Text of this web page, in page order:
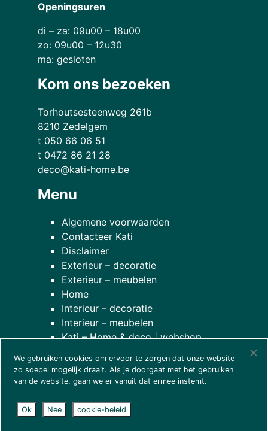
Openingsuren
di – za: 09u00 – 18u00
zo: 09u00 – 12u30
ma: gesloten
Kom ons bezoeken
Torhoutsesteenweg 261b
8210 Zedelgem
t 050 66 06 51
t 0472 86 21 28
deco@kati-home.be
Menu
Algemene voorwaarden
Contacteer Kati
Disclaimer
Exterieur – decoratie
Exterieur – meubelen
Home
Interieur – decoratie
Interieur – meubelen
Kati – Home & deco | webshop
over onze winkel
We gebruiken cookies om ervoor te zorgen dat onze website
zo soepel mogelijk draait. Als je doorgaat met het gebruiken
van de website, gaan we er vanuit dat ermee instemt.
Ok Nee cookie-beleid